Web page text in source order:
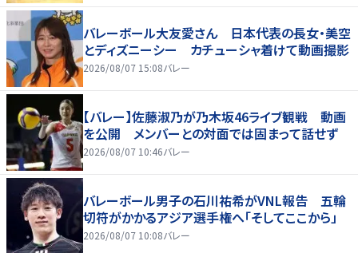
バレーボール大友愛さん 日本代表の長女・美空
とディズニーシー カチューシャ着けて動画撮影
2026/08/07 15:08バレー
【バレー】佐藤淑乃が乃木坂46ライブ観戦 動画
を公開 メンバーとの対面では固まって話せず
2026/08/07 10:46バレー
バレーボール男子の石川祐希がVNL報告 五輪
切符がかかるアジア選手権へ「そしてここから」
2026/08/07 10:08バレー